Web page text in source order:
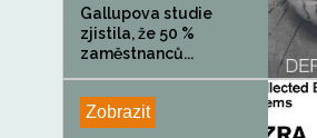
Gallupova studie
zjistila, že 50 %
zaměstnanců...
Zobrazit